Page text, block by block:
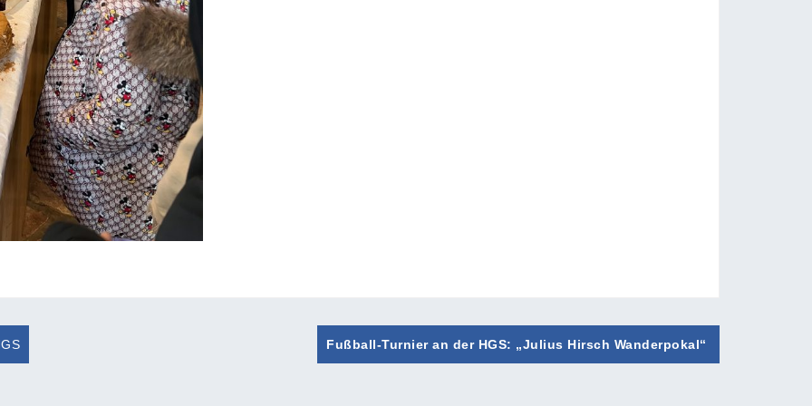
Fußball-Turnier an der HGS: „Julius Hirsch Wanderpokal“